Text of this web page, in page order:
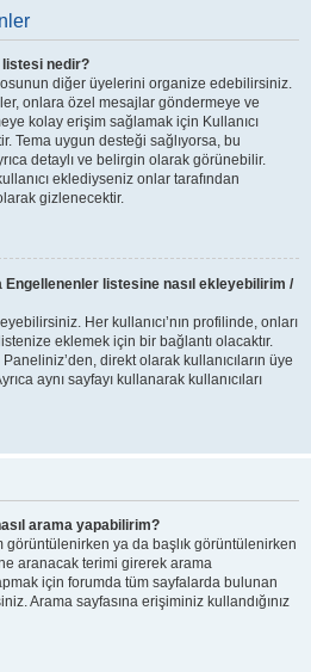
listesi nedir?
diğer üyelerini organize edebilirsiniz.
onlara özel mesajlar göndermeye ve
kolay erişim sağlamak için Kullanıcı
Tema uygun desteği sağlıyorsa, bu
detaylı ve belirgin olarak görünebilir.
eklediyseniz onlar tarafından
gizlenecektir.
Engellenenler listesine nasıl ekleyebilirim /
Her kullanıcı’nın profilinde, onları
eklemek için bir bağlantı olacaktır.
direkt olarak kullanıcıların üye
aynı sayfayı kullanarak kullanıcıları
arama yapabilirim?
ya da başlık görüntülenirken
aranacak terimi girerek arama
için forumda tüm sayfalarda bulunan
Arama sayfasına erişiminiz kullandığınız